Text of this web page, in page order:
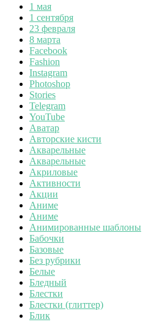
1 мая
1 сентября
23 февраля
8 марта
Facebook
Fashion
Instagram
Photoshop
Stories
Telegram
YouTube
Аватар
Авторские кисти
Акварельные
Акварельные
Акриловые
Активности
Акции
Аниме
Аниме
Анимированные шаблоны
Бабочки
Базовые
Без рубрики
Белые
Бледный
Блестки
Блестки (глиттер)
Блик